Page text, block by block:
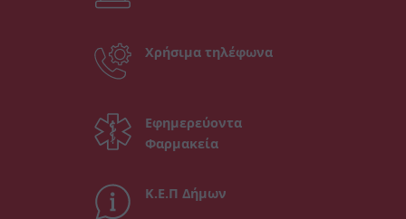
Χρήσιμα τηλέφωνα
Εφημερεύοντα
Φαρμακεία
Κ.Ε.Π Δήμων